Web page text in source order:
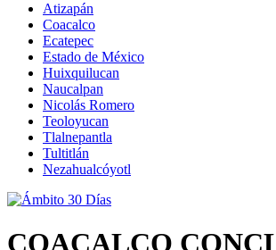
Atizapán
Coacalco
Ecatepec
Estado de México
Huixquilucan
Naucalpan
Nicolás Romero
Teoloyucan
Tlalnepantla
Tultitlán
Nezahualcóyotl
COACALCO